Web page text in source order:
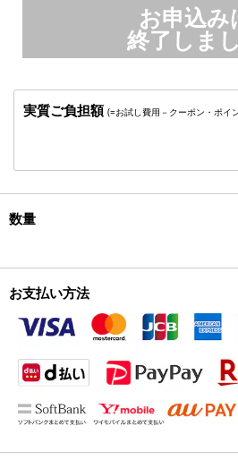
お申込み
終了しま
実質ご負担額 (=お試し費用－クーポン・ポイ
数量
お支払い方法